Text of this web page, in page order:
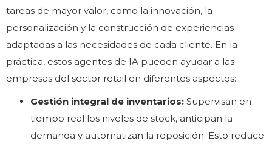
tareas de mayor valor, como la innovación, la
personalización y la construcción de experiencias
adaptadas a las necesidades de cada cliente. En la
práctica, estos agentes de IA pueden ayudar a las
empresas del sector retail en diferentes aspectos:
Gestión integral de inventarios: Supervisan en
tiempo real los niveles de stock, anticipan la
demanda y automatizan la reposición. Esto reduce